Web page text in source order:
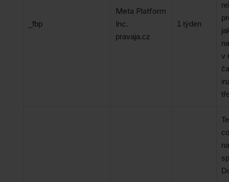
_fbp
Meta Platform
Inc.
pravaja.cz
1 týden
v